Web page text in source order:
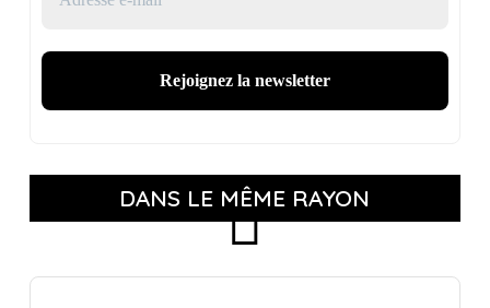
DANS LE MÊME RAYON